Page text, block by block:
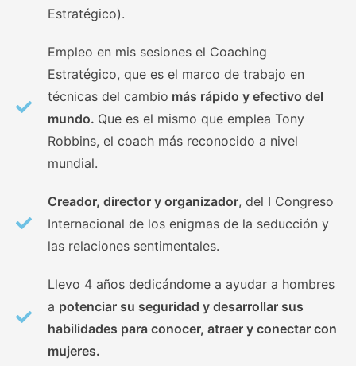
Estratégico).
Empleo en mis sesiones el Coaching
Estratégico, que es el marco de trabajo en
técnicas del cambio más rápido y efectivo del
mundo. Que es el mismo que emplea Tony
Robbins, el coach más reconocido a nivel
mundial.
Creador, director y organizador, del I Congreso
Internacional de los enigmas de la seducción y
las relaciones sentimentales.
Llevo 4 años dedicándome a ayudar a hombres
a potenciar su seguridad y desarrollar sus
habilidades para conocer, atraer y conectar con
mujeres.